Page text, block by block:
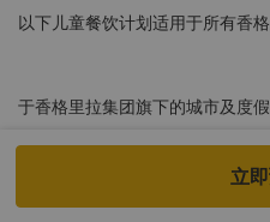
以下儿童餐饮计划适用于所有香格
于香格里拉集团旗下的城市及度
员同行在餐厅内用餐，可免费享
外付费。该优惠仅适用于住店会
过两名以上的6岁及以下儿童，
立